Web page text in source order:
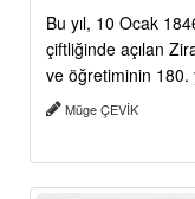
Bu yıl, 10 Ocak
çiftliğinde açılan
ve öğretiminin 180.
Müge ÇEVİK